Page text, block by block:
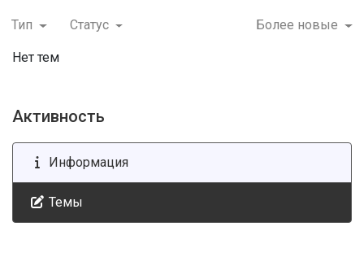
Тип Статус Более новые
Нет тем
Активность
Информация
Темы